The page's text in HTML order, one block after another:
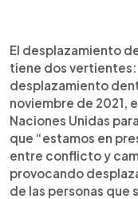
► Escuchar
El desplazamiento
tiene dos vertientes:
desplazamiento
noviembre de 2021,
Naciones Unidas
que “estamos en
entre conflicto y
provocando
de las personas que